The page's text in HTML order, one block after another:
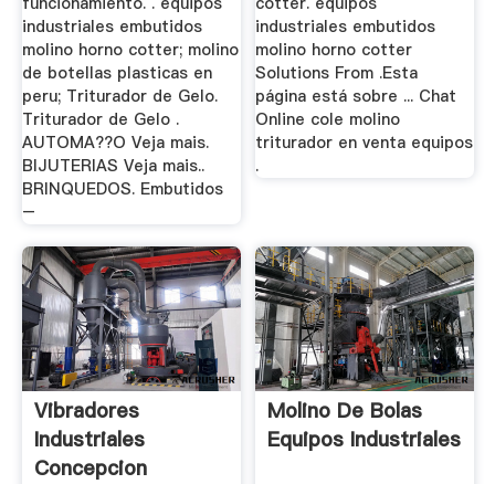
industriales embutidos
molino horno cotter; molino
de botellas plasticas en
peru; Triturador de Gelo.
Triturador de Gelo .
AUTOMA??O Veja mais.
BIJUTERIAS Veja mais..
BRINQUEDOS. Embutidos
–
industriales embutidos
molino horno cotter
Solutions From .Esta
página está sobre ... Chat
Online cole molino
triturador en venta equipos
.
Vibradores
Industriales
Concepcion
Molino De Bolas
Equipos Industriales